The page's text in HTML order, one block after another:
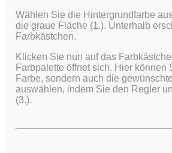
Wählen Sie die Hintergrundfarbe
die graue Fläche (1.). Unterhalb
Farbkästchen.
Klicken Sie nun auf das
Farbpalette öffnet sich. Hier können
Farbe, sondern auch die
auswählen, indem Sie den Regler
(3.).